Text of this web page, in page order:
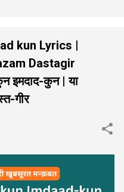
kun Lyrics |
Dastagir
इमदाद-कुन | या
गीर